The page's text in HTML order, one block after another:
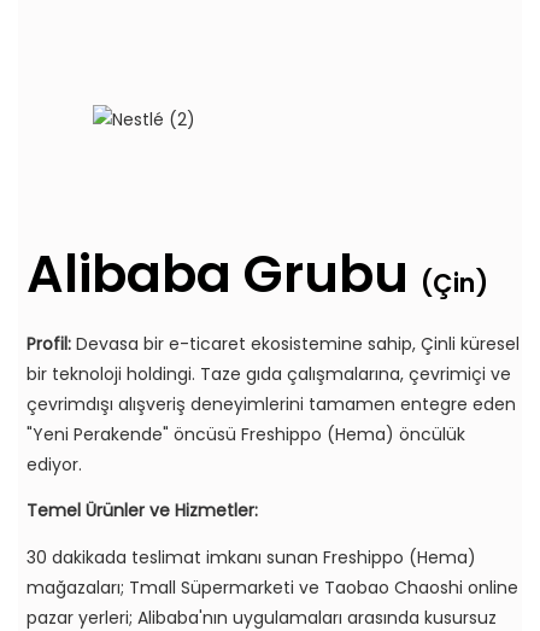
Alibaba Grubu (Çin)
Profil:Devasa bir e-ticaret ekosistemine sahip, Çinli küresel
bir teknoloji holdingi. Taze gıda çalışmalarına, çevrimiçi ve
çevrimdışı alışveriş deneyimlerini tamamen entegre eden
"Yeni Perakende" öncüsü Freshippo (Hema) öncülük
ediyor.
Temel Ürünler ve Hizmetler:
30 dakikada teslimat imkanı sunan Freshippo (Hema)
mağazaları; Tmall Süpermarketi ve Taobao Chaoshi online
pazar yerleri; Alibaba'nın uygulamaları arasında kusursuz